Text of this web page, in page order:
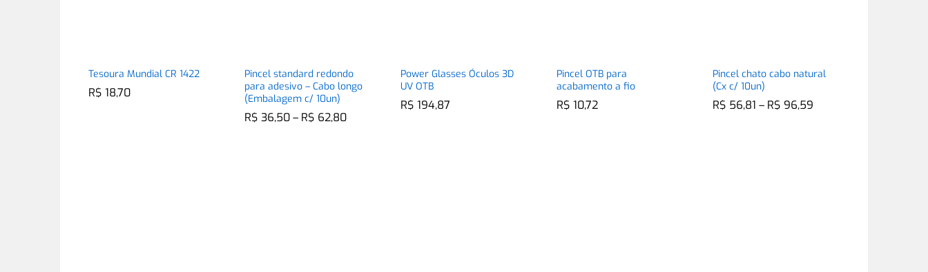
Tesoura Mundial CR 1422
R$ 18,70
R$ 18,70
Pincel standard redondo
para adesivo – Cabo longo
(Embalagem c/ 10un)
R$ 36,50– R$ 62,80Faixa
R$ 36,50 R$ 62,80
Power Glasses Óculos 3D
UV OTB
R$ 194,87
R$ 194,87
Pincel OTB para
acabamento a fio
R$ 10,72
R$ 10,72
Pincel chato cabo natural
(Cx c/ 10un)
R$ 56,81 – R$ 96,59
R$ 56,81 R$ 96,59